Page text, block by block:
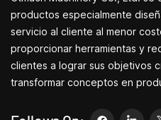
productos especialmente
servicio al cliente al menor
proporcionar herramientas y
clientes a lograr sus objetivos
transformar conceptos en
simplemente sea un